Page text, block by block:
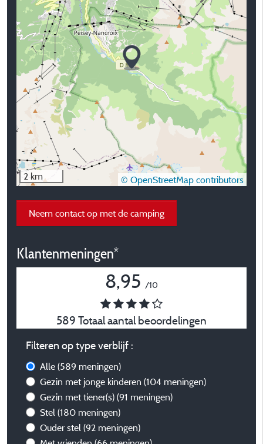
2 km © OpenStreetMap contributors
Neem contact op met de camping
Klantenmeningen*
8,95 /10
589 Totaal aantal beoordelingen
Filteren op type verblijf :
Alle (589 meningen)
Gezin met jonge kinderen (104 meningen)
Gezin met tiener(s) (91 meningen)
Stel (180 meningen)
Ouder stel (92 meningen)